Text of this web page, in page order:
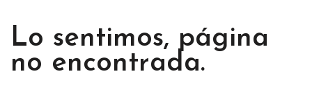
Lo sentimos, página
no encontrada.